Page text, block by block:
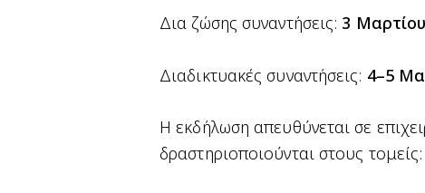
Δια ζώσης συναντήσεις: 3
Διαδικτυακές συναντήσεις: 4–5
Η εκδήλωση απευθύνεται σε
δραστηριοποιούνται στους τομείς: